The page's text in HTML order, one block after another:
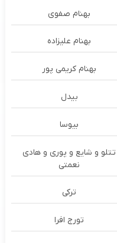
بهنام صفوی
بهنام علیزاده
بهنام کریمی پور
بیدل
بیوسا
تتلو و شایع و پوری و هادی
نعمتی
ترکی
تورج افرا